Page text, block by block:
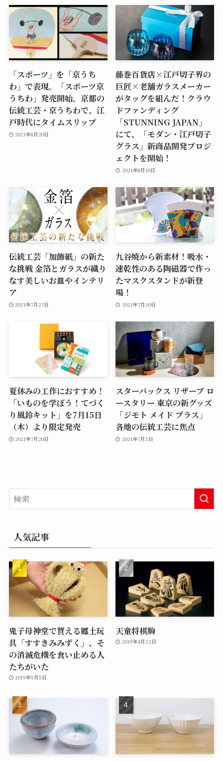
「スポーツ」を「京うち
わ」で表現。「スポーツ京
うちわ」発売開始。京都の
伝統工芸・京うちわで、江
戸時代にタイムスリップ
2021年8月20日
藤巻百貨店×江戸切子界の
巨匠×老舗ガラスメーカー
がタッグを組んだ！クラウ
ドファンディング
「STUNNING JAPAN」
にて、「モダン・江戸切子
グラス」新商品開発プロジ
ェクトを開始！
2021年8月10日
伝統工芸「加飾紙」の新た
な挑戦 金箔とガラスが織り
なす美しいお皿やインテリ
ア
2021年7月27日
九谷焼から新素材！吸水・
速乾性のある陶磁器で作っ
たマスクスタンドが新登
場！
2021年7月20日
夏休みの工作におすすめ！
「いものを学ぼう！てづく
り風鈴キット」を7月15日
（木）より限定発売
2021年7月20日
スターバックス リザーブ ロ
ースタリー 東京の新グッズ
「ジモト メイド プラス」
各地の伝統工芸に焦点
2021年7月5日
人気記事
鬼子母神堂で買える郷土玩
具「すすきみみずく」、そ
の消滅危機を食い止める人
たちがいた
2019年5月5日
天童将棋駒
2019年4月23日